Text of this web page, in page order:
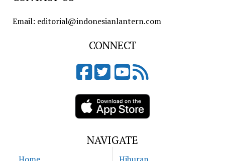
Email: editorial@indonesianlantern.com
CONNECT
NAVIGATE